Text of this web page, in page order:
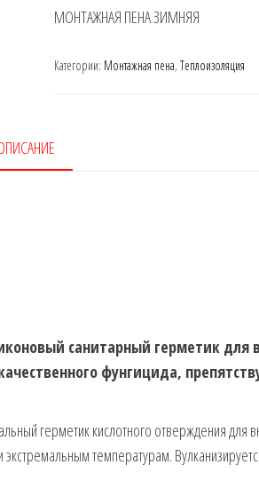
МОНТАЖНАЯ ПЕНА ЗИМНЯЯ
Категории: Монтажная пена, Теплоизоляция
санитарный герметик для
фунгицида,
герметик кислотного отверждения для
температурам.